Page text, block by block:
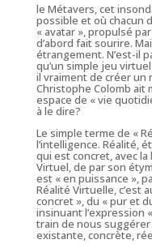
le Métavers, cet
possible et où chacun
« avatar », propulsé
d’abord fait sourire.
étrangement. N’est-il
qu’un simple jeu
il vraiment de créer un
Christophe Colomb ait
espace de « vie
à le dire?
Le simple terme de «
l’intelligence. Réalité,
qui est concret, avec la
Virtuel, de par son
est « en puissance »,
Réalité Virtuelle, c’est
concret », du « pur et
insinuant l’expression
train de nous
existante, concrète,